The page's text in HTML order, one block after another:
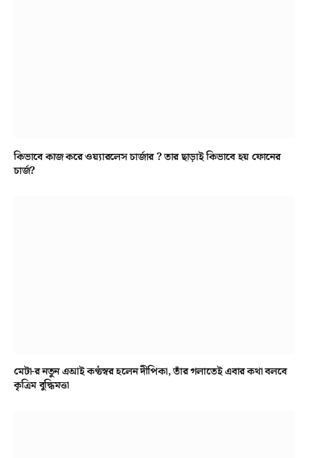
কিভাবে কাজ করে ওয়্যারলেস চার্জার ? তার ছাড়াই কিভাবে হয় ফোনের
চার্জ?
মেটা-র নতুন এআই কণ্ঠস্বর হলেন দীপিকা, তাঁর গলাতেই এবার কথা বলবে
কৃত্রিম বুদ্ধিমত্তা